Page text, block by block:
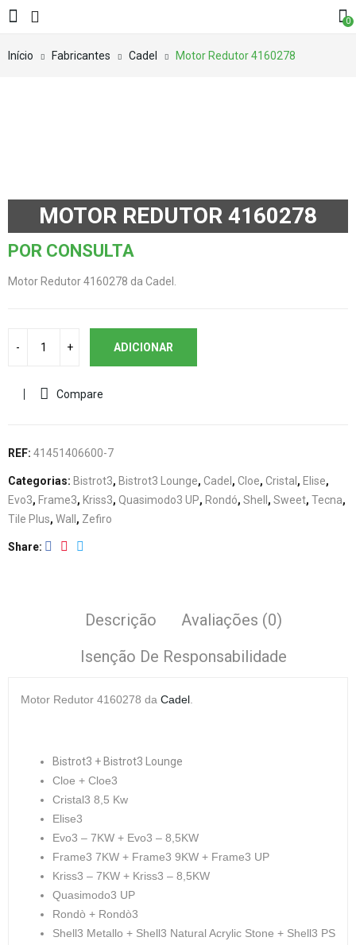
0
Início Fabricantes Cadel Motor Redutor 4160278
MOTOR REDUTOR 4160278
POR CONSULTA
Motor Redutor 4160278 da Cadel.
ADICIONAR
Compare
REF: 41451406600-7
Categorias: Bistrot3, Bistrot3 Lounge, Cadel , Cloe, Cristal , Elise,
Evo3, Frame3, Kriss3, Quasimodo3 UP, Rondó, Shell , Sweet, Tecna,
Tile Plus, Wall , Zefiro
Share
Descrição
Avaliações (0)
Isenção De Responsabilidade
Motor Redutor 4160278 da Cadel
Bistrot3 + Bistrot3 Lounge
Cloe + Cloe3
Cristal3 8,5 Kw
Elise3
Evo3 – 7KW + Evo3 – 8,5KW
Frame3 7KW + Frame3 9KW + Frame3 UP
Kriss3 – 7KW + Kriss3 – 8,5KW
Quasimodo3 UP
Rondò + Rondò3
Shell3 Metallo + Shell3 Natural Acrylic Stone + Shell3 PS